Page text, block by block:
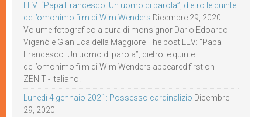
LEV: “Papa Francesco. Un uomo di parola”, dietro le quinte
dell’omonimo film di Wim Wenders Dicembre 29, 2020
Volume fotografico a cura di monsignor Dario Edoardo
Viganò e Gianluca della Maggiore The post LEV: “Papa
Francesco. Un uomo di parola”, dietro le quinte
dell’omonimo film di Wim Wenders appeared first on
ZENIT - Italiano.
Lunedì 4 gennaio 2021: Possesso cardinalizio Dicembre
29, 2020